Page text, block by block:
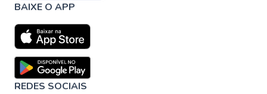
BAIXE O APP
REDES SOCIAIS